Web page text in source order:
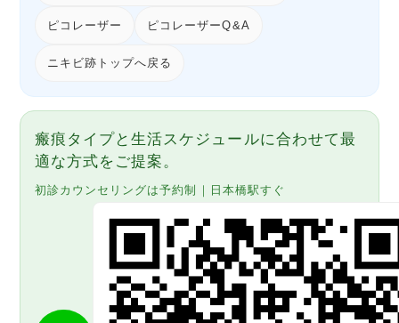
ピコレーザー ピコレーザーQ&A
ニキビ跡トップへ戻る
瘢痕タイプと生活スケジュールに合わせて最
適な方式をご提案。
初診カウンセリングは予約制｜日本橋駅すぐ